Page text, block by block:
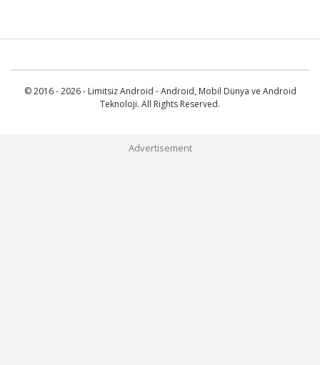
© 2016 - 2026 - Limitsiz Android - Android, Mobil Dünya ve Android
Teknoloji. All Rights Reserved.
Advertisement